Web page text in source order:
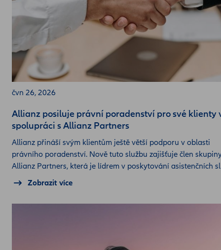
čvn 26, 2026
Allianz posiluje právní poradenství pro své klienty
spolupráci s Allianz Partners
Allianz přináší svým klientům ještě větší podporu v oblasti
právního poradenství. Nově tuto službu zajišťuje člen
Allianz Partners, která je lídrem v poskytování asistenčních
Zobrazit více